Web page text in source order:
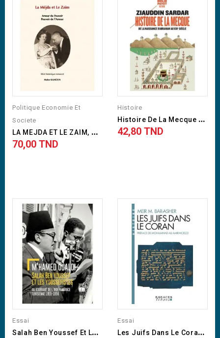
Politique Economie Et
Societe
L
A MEJDA ET LE ZAIM, Amour...
Prix
70,00 TND
Histoire
H
Istoire De La Mecque De La...
Prix
42,80 TND
Essai
S
Alah Ben Youssef Et Les...
Essai
L
Es Juifs Dans Le Coran -...